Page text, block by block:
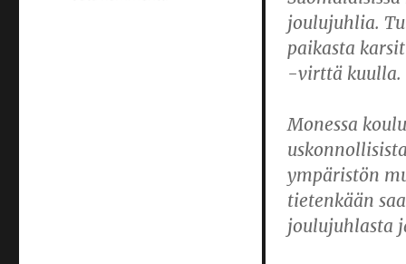
joulujuhlia.
paikasta
-virttä kuulla.
Monessa
ympäristön
tietenkään
joulujuhlasta